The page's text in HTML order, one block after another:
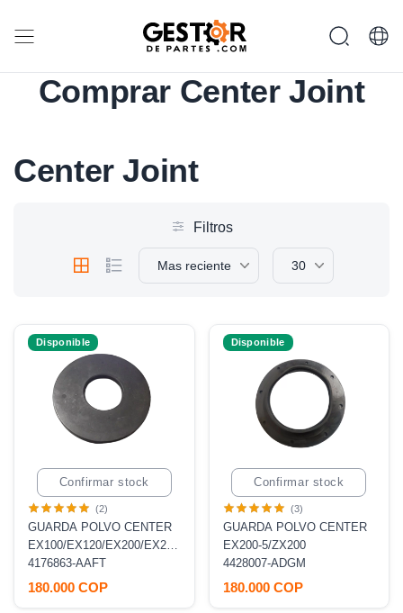
Comprar Center Joint
Center Joint
Filtros
Mas reciente 30
Confirmar stock
Disponible
(2)
GUARDA POLVO CENTER
EX100/EX120/EX200/EX200-
1/EX300
4176863-AAFT
180.000 COP
Confirmar stock
Disponible
(3)
GUARDA POLVO CENTER
EX200-5/ZX200
4428007-ADGM
180.000 COP